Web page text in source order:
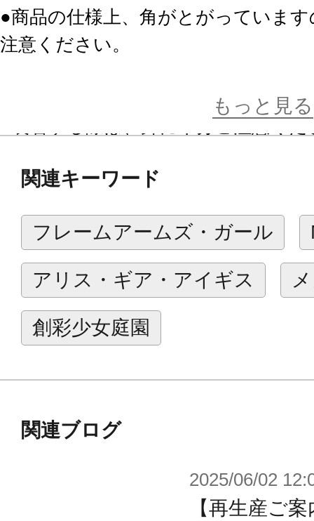
●商品の仕様上、角がとがっていま
注意ください。
子様には絶対に与えないでください
りますのでお避けください。
ころに保管してください。
●装着する生地によっては表面に傷
原因となりますのでご注意ください
●高温多湿、直射日光を避け、お子
保管してください。
※画像はイメージです。実際の商品
※デザイン、仕様は予告なく変更と
もっと見る
関連キーワード
フレームアームズ・ガール
アリス・ギア・アイギス
創彩少女庭園
関連ブログ
2025/06/02
【再生産ご